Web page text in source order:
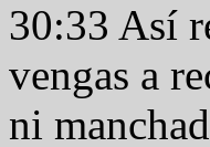
30:33 Así
vengas a
ni